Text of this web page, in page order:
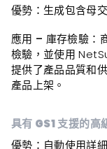
優勢 ：生成包含母
應用 – 庫存檢驗 ：
檢驗，並使用
提供了產品品質和
產品上架。
具有 GS1 支援的高
優勢 ：自動使用詳